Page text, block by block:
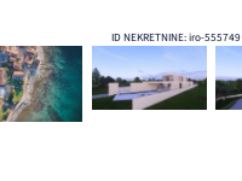
ID NEKRETNINE: iro-555749